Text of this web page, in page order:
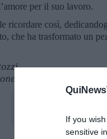
If you
sensitive
per il suo lavoro.
ricordare così,
che ha trasformato un
riservata